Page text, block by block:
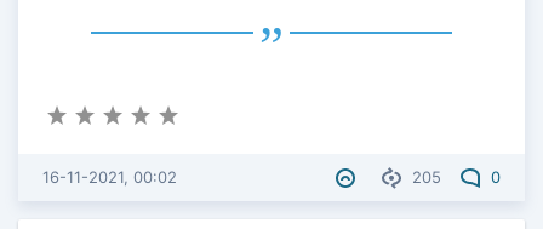
205 0
16-11-2021, 00:02